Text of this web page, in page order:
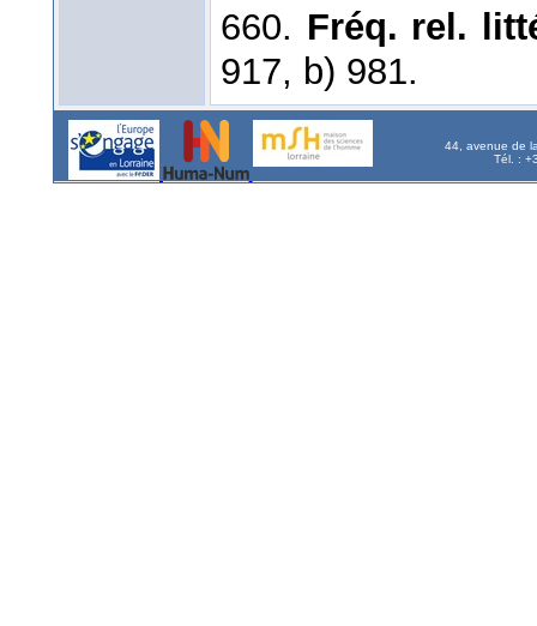
660. Fréq. rel.
917, b) 981.
44, avenue de
Tél. :